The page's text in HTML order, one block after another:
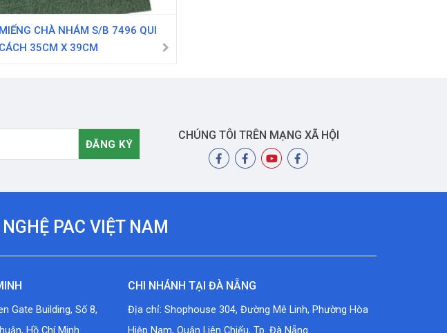
MIẾNG CHÀ NHÁM S/B 7496 QUI
CÁCH 35CM X 39CM
CHÚNG TÔI TRÊN MẠNG XÃ HỘI
PAC VIỆT NAM
Gate Building, Số 8,
Hồ Chí Minh.
CHI NHÁNH TẠI ĐÀ NẴNG
Địa chỉ: Shophouse 304, Đường Mê Linh, Phường Hòa
Hiệp Nam, Quận Liên Chiểu, Tp. Đà Nẵng.